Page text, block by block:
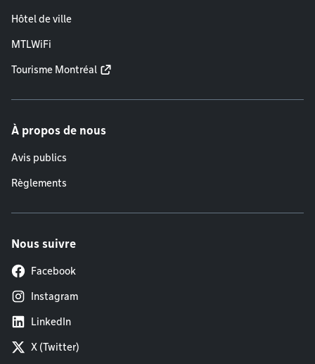
Hôtel de ville
MTLWiFi
Tourisme Montréal
À propos de nous
Avis publics
Règlements
Nous suivre
Facebook
Instagram
LinkedIn
X (Twitter)